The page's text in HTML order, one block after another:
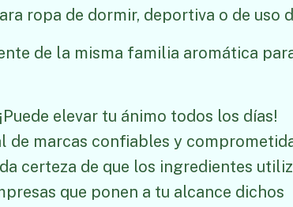
ropa de dormir, deportiva o de uso
de la misma familia aromática
elevar tu ánimo todos los días!
de marcas confiables y
certeza de que los ingredientes
que ponen a tu alcance dichos